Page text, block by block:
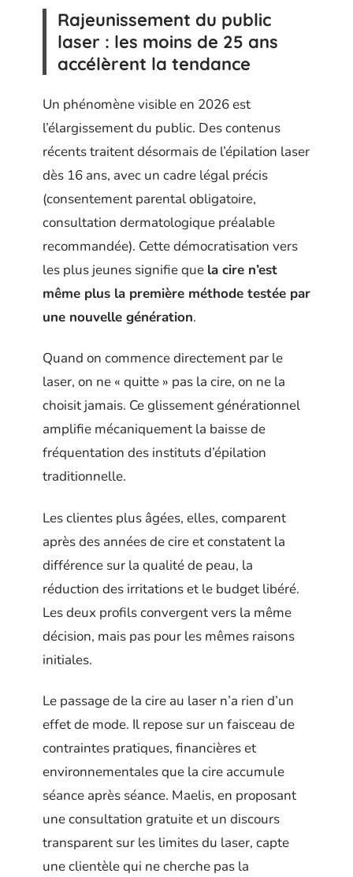
Rajeunissement du public
laser : les moins de 25 ans
accélèrent la tendance
Un phénomène visible en 2026 est
l’élargissement du public. Des contenus
récents traitent désormais de l’épilation laser
dès 16 ans, avec un cadre légal précis
(consentement parental obligatoire,
consultation dermatologique préalable
recommandée). Cette démocratisation vers
les plus jeunes signifie que la cire n’est
même plus la première méthode testée par
une nouvelle génération.
Quand on commence directement par le
laser, on ne « quitte » pas la cire, on ne la
choisit jamais. Ce glissement générationnel
amplifie mécaniquement la baisse de
fréquentation des instituts d’épilation
traditionnelle.
Les clientes plus âgées, elles, comparent
après des années de cire et constatent la
différence sur la qualité de peau, la
réduction des irritations et le budget libéré.
Les deux profils convergent vers la même
décision, mais pas pour les mêmes raisons
initiales.
Le passage de la cire au laser n’a rien d’un
effet de mode. Il repose sur un faisceau de
contraintes pratiques, financières et
environnementales que la cire accumule
séance après séance. Maelis, en proposant
une consultation gratuite et un discours
transparent sur les limites du laser, capte
une clientèle qui ne cherche pas la